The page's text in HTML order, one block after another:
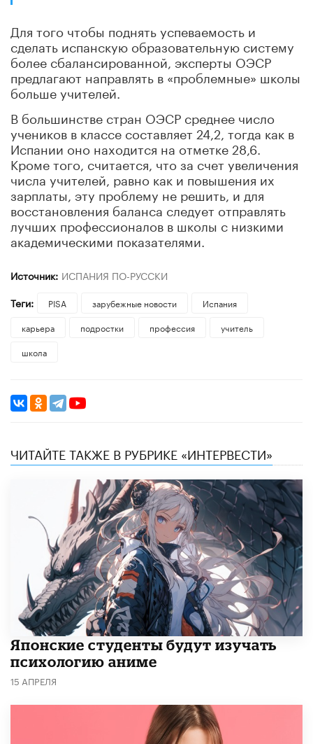
Для того чтобы поднять успеваемость и
сделать испанскую образовательную систему
более сбалансированной, эксперты ОЭСР
предлагают направлять в «проблемные» школы
больше учителей.
В большинстве стран ОЭСР среднее число
учеников в классе составляет 24,2, тогда как в
Испании оно находится на отметке 28,6.
Кроме того, считается, что за счет увеличения
числа учителей, равно как и повышения их
зарплаты, эту проблему не решить, и для
восстановления баланса следует отправлять
лучших профессионалов в школы с низкими
академическими показателями.
Источник: ИСПАНИЯ ПО-РУССКИ
Теги:
PISA зарубежные новости
Испания
карьера
подростки профессия
учитель
школа
ЧИТАЙТЕ ТАКЖЕ В РУБРИКЕ «ИНТЕРВЕСТИ»
Японские студенты будут изучать
психологию аниме
15 АПРЕЛЯ